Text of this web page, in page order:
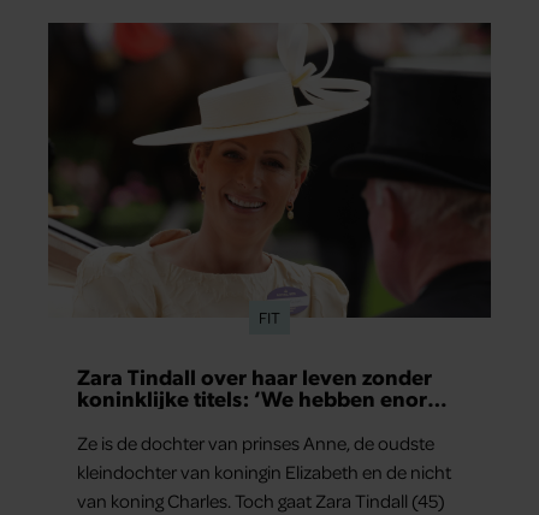
alleen raakt, maar het publiek ook aan het
denken zet.
FIT
Zara Tindall over haar leven zonder
koninklijke titels: ‘We hebben enorm
Ze is de dochter van prinses Anne, de oudste
kleindochter van koningin Elizabeth en de nicht
van koning Charles. Toch gaat Zara Tindall (45)